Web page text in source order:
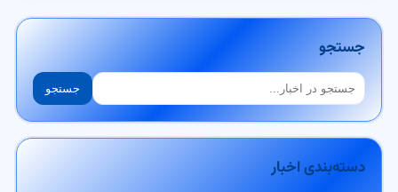
جستجو
جستجو جستجو
دسته‌بندی اخبار